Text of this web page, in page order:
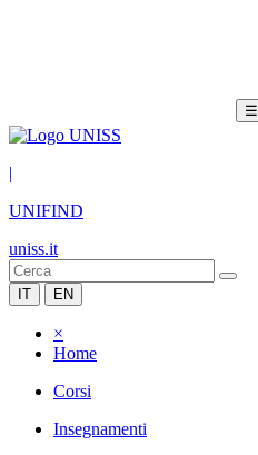
☰
|
UNIFIND
uniss.it
IT EN
×
Home
Corsi
Insegnamenti